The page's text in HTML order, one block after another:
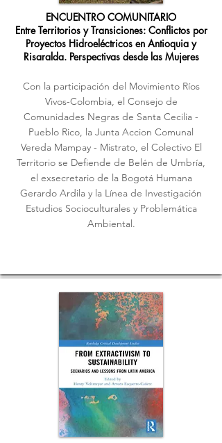
ENCUENTRO COMUNITARIO
Entre Territorios y Transiciones: Conflictos por
Proyectos Hidroeléctricos en Antioquia y
Risaralda. Perspectivas desde las Mujeres
Con la participación del Movimiento Ríos
Vivos-Colombia, el Consejo de
Comunidades Negras de Santa Cecilia -
Pueblo Rico, la Junta Accion Comunal
Vereda Mampay - Mistrato, el Colectivo El
Territorio se Defiende de Belén de Umbría,
el exsecretario de la Bogotá Humana
Gerardo Ardila y la Línea de Investigación
Estudios Socioculturales y Problemática
Ambiental.